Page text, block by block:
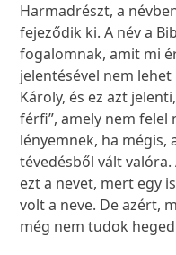
Harmadrészt, a
fejeződik ki. A név a
fogalomnak, amit mi
jelentésével nem
Károly, és ez azt
férfi”, amely nem felel
lényemnek, ha mégis,
tévedésből vált
ezt a nevet, mert egy
volt a neve. De azért,
még nem tudok